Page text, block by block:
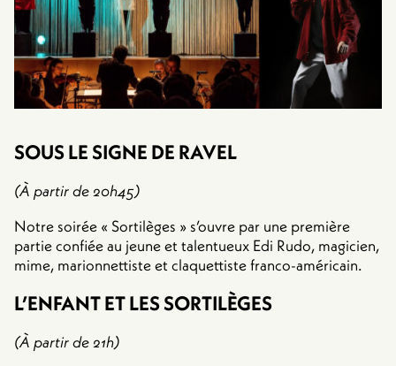
SOUS LE SIGNE DE RAVEL
(À partir de 20h45)
Notre soirée « Sortilèges » s’ouvre par une première
partie confiée au jeune et talentueux Edi Rudo, magicien,
mime, marionnettiste et claquettiste franco-américain.
L’ENFANT ET LES SORTILÈGES
(À partir de 21h)